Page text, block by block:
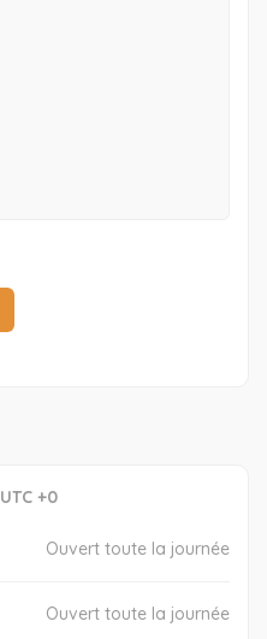
UTC +0
Ouvert toute la journée
Ouvert toute la journée